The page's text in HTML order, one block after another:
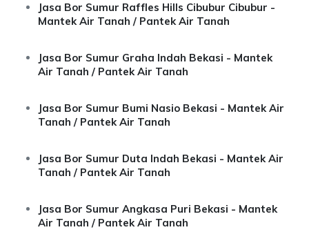
Jasa Bor Sumur Raffles Hills Cibubur Cibubur -
Mantek Air Tanah / Pantek Air Tanah
Jasa Bor Sumur Graha Indah Bekasi - Mantek
Air Tanah / Pantek Air Tanah
Jasa Bor Sumur Bumi Nasio Bekasi - Mantek Air
Tanah / Pantek Air Tanah
Jasa Bor Sumur Duta Indah Bekasi - Mantek Air
Tanah / Pantek Air Tanah
Jasa Bor Sumur Angkasa Puri Bekasi - Mantek
Air Tanah / Pantek Air Tanah